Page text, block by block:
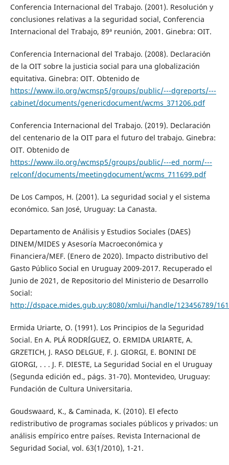
Conferencia Internacional del Trabajo. (2001). Resolución y
conclusiones relativas a la seguridad social, Conferencia
Internacional del Trabajo, 89ª reunión, 2001. Ginebra: OIT.
Conferencia Internacional del Trabajo. (2008). Declaración
de la OIT sobre la justicia social para una globalización
equitativa. Ginebra: OIT. Obtenido de
https://www.ilo.org/wcmsp5/groups/public/---dgreports/---
cabinet/documents/genericdocument/wcms_371206.pdf
Conferencia Internacional del Trabajo. (2019). Declaración
del centenario de la OIT para el futuro del trabajo. Ginebra:
OIT. Obtenido de
https://www.ilo.org/wcmsp5/groups/public/---ed_norm/---
relconf/documents/meetingdocument/wcms_711699.pdf
De Los Campos, H. (2001). La seguridad social y el sistema
económico. San José, Uruguay: La Canasta.
Departamento de Análisis y Estudios Sociales (DAES)
DINEM/MIDES y Asesoría Macroeconómica y
Financiera/MEF. (Enero de 2020). Impacto distributivo del
Gasto Público Social en Uruguay 2009-2017. Recuperado el
Junio de 2021, de Repositorio del Ministerio de Desarrollo
Social:
http://dspace.mides.gub.uy:8080/xmlui/handle/123456789/
Ermida Uriarte, O. (1991). Los Principios de la Seguridad
Social. En A. PLÁ RODRÍGUEZ, O. ERMIDA URIARTE, A.
GRZETICH, J. RASO DELGUE, F. J. GIORGI, E. BONINI DE
GIORGI, . . . J. F. DIESTE, La Seguridad Social en el Uruguay
(Segunda edición ed., págs. 31-70). Montevideo, Uruguay:
Fundación de Cultura Universitaria.
Goudswaard, K., & Caminada, K. (2010). El efecto
redistributivo de programas sociales públicos y privados: un
análisis empírico entre países. Revista Internacional de
Seguridad Social, vol. 63(1/2010), 1-21.